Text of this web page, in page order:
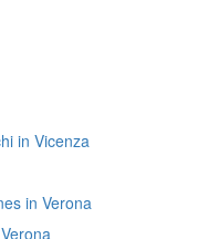
in Vicenza
in Verona